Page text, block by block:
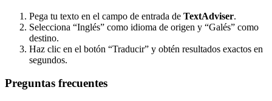
Pega tu texto en el campo de entrada de TextAdviser.
Selecciona “Inglés” como idioma de origen y “Galés” como
destino.
Haz clic en el botón “Traducir” y obtén resultados exactos en
segundos.
Preguntas frecuentes